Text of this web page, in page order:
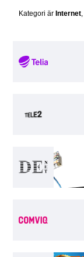
Kategori är Internet